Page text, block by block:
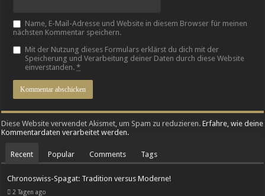
Name, E-Mail-Adresse und Website in diesem Browser für meinen
nächsten Kommentar speichern.
Mit der Nutzung dieses Formulars erklärst du dich mit der
Speicherung und Verarbeitung deiner Daten durch diese Website
einverstanden.*
Diese Website verwendet Akismet, um Spam zu reduzieren.Erfahre, wie deine
Kommentardaten verarbeitet werden.
Recent Popular Comments Tags
Chronoswiss-Spagat: Tradition versus Moderne!
2 Tagen ago